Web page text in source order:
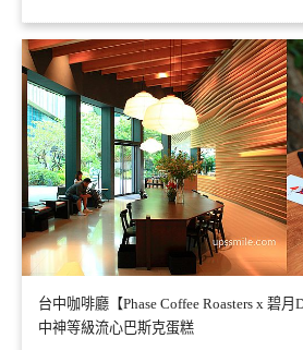
台中咖啡廳【Phase Coffee Roasters x 碧月
中神等級流心巴斯克蛋糕